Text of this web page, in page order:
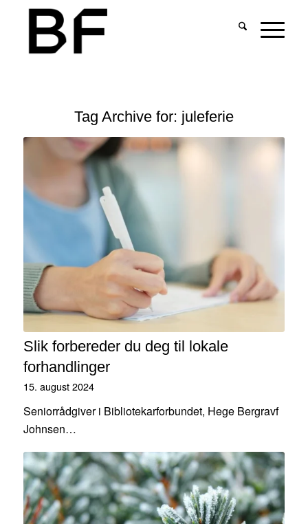
Tag Archive for: juleferie
Slik forbereder du deg til lokale
forhandlinger
15. august 2024
Seniorrådgiver i Bibliotekarforbundet, Hege Bergravf
Johnsen…